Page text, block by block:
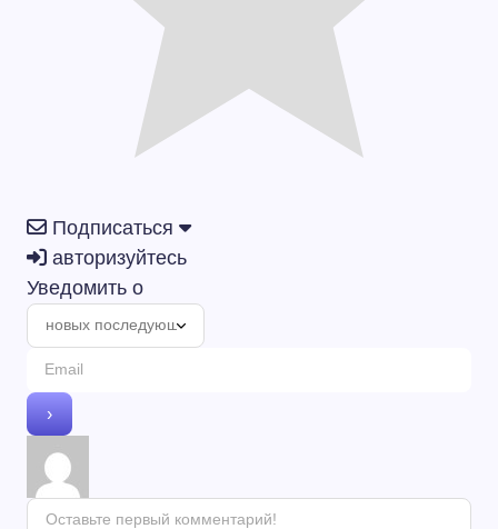
Подписаться
авторизуйтесь
Уведомить о